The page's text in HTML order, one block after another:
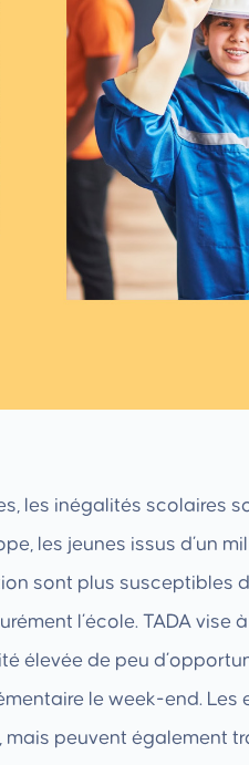
les inégalités scolaires
les jeunes issus d’un
sont plus susceptibles
l’école. TADA vise
élevée de peu
le week-end. Les
mais peuvent également